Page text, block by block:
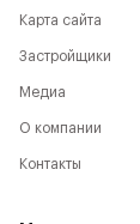
Карта сайта
Застройщики
Медиа
О компании
Контакты